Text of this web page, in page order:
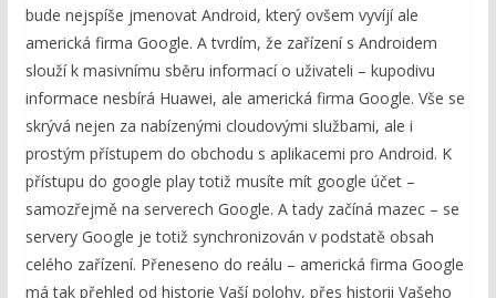
bude nejspíše jmenovat Android, který ovšem vyvíjí ale
americká firma Google. A tvrdím, že zařízení s Androidem
slouží k masivnímu sběru informací o uživateli – kupodivu
informace nesbírá Huawei, ale americká firma Google. Vše se
skrývá nejen za nabízenými cloudovými službami, ale i
prostým přístupem do obchodu s aplikacemi pro Android. K
přístupu do google play totiž musíte mít google účet –
samozřejmě na serverech Google. A tady začíná mazec – se
servery Google je totiž synchronizován v podstatě obsah
celého zařízení. Přeneseno do reálu – americká firma Google
má tak přehled od historie Vaší polohy, přes historii Vašeho